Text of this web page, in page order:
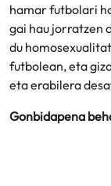
hamar futbolari
gai hau jorratzen
du
futbolean, eta
eta erabilera
Gonbidapena